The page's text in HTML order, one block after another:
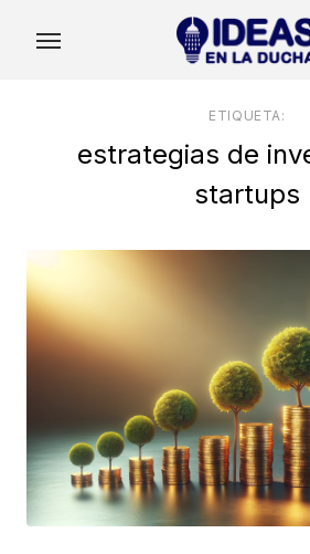
ETIQUETA:
estrategias de
startups